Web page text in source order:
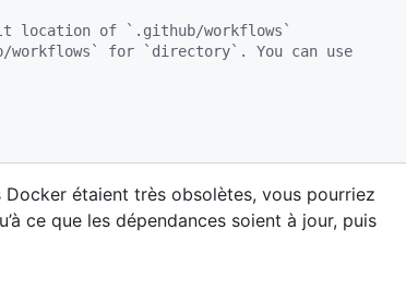
location of `.github/workflows`
for `directory`. You can use
Docker étaient très obsolètes, vous pourriez
ce que les dépendances soient à jour, puis